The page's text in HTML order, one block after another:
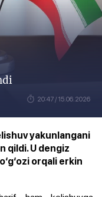
20:47 / 15.06.2026
yakunlangani
qildi. U dengiz
orqali erkin